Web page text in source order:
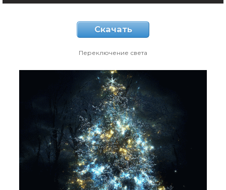
Скачать
Переключение света